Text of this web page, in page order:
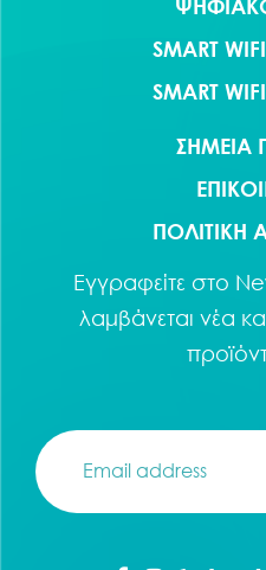
SMART
SMART
ΣΗΜΕΙΑ
ΠΟΛΙΤΙΚΗ
Εγγραφείτε στο
λαμβάνεται νέα